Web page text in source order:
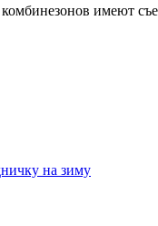
имеют
на зиму